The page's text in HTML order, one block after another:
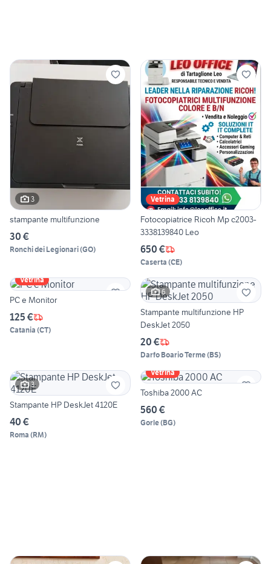
3
stampante multifunzione
30 €
Ronchi dei Legionari(GO)
Vetrina
Fotocopiatrice Ricoh Mp c2003-
3338139840 Leo
650 €
Caserta (CE)
Vetrina
PC e Monitor
125 €
Catania (CT)
6
Stampante multifunzione HP
DeskJet 2050
20 €
Darfo Boario Terme(BS)
3
Stampante HP DeskJet 4120E
40 €
Roma (RM)
Vetrina
Toshiba 2000 AC
560 €
Gorle(BG)